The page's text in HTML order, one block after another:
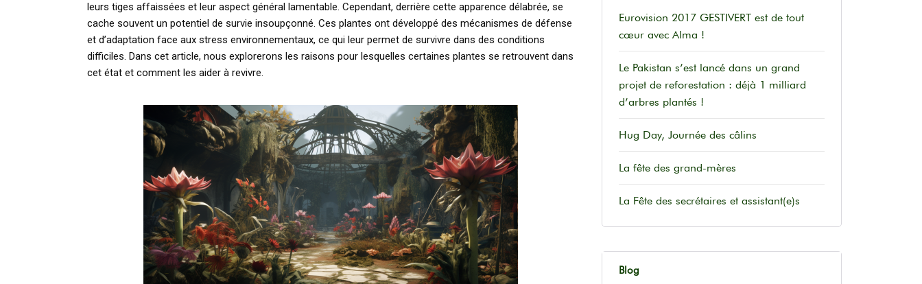
leurs tiges affaissées et leur aspect général lamentable. Cependant, derrière cette apparence délabrée, se
cache souvent un potentiel de survie insoupçonné. Ces plantes ont développé des mécanismes de défense
et d’adaptation face aux stress environnementaux, ce qui leur permet de survivre dans des conditions
difficiles. Dans cet article, nous explorerons les raisons pour lesquelles certaines plantes se retrouvent dans
cet état et comment les aider à revivre.
Eurovision 2017 GESTIVERT est de tout
cœur avec Alma !
Le Pakistan s’est lancé dans un grand
projet de reforestation : déjà 1 milliard
d’arbres plantés !
Hug Day, Journée des câlins
La fête des grand-mères
La Fête des secrétaires et assistant(e)s
Blog